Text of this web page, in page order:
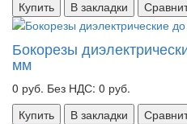
Купить В закладки
Бокорезы
мм
0 руб. Без НДС: 0 руб.
Купить
В закладки